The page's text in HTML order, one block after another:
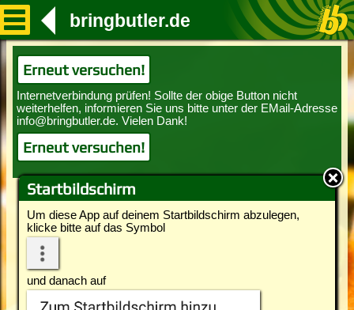
Startbildschirm
Um diese App auf deinem Startbildschirm abzulegen,
klicke bitte auf das Symbol
und danach auf
bringbutler.de
Erneut versuchen!
Erneut versuchen!